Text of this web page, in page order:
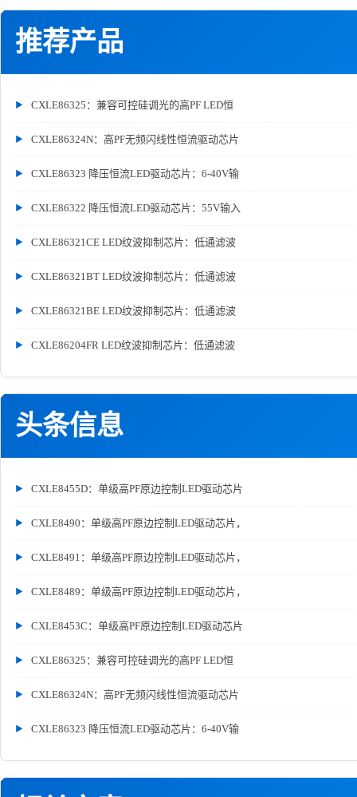
推荐产品
CXLE86325：兼容可控硅调光的高PF LED恒
CXLE86324N：高PF无频闪线性恒流驱动芯片
CXLE86323 降压恒流LED驱动芯片：6-40V输
CXLE86322 降压恒流LED驱动芯片：55V输入
CXLE86321CE LED纹波抑制芯片：低通滤波
CXLE86321BT LED纹波抑制芯片：低通滤波
CXLE86321BE LED纹波抑制芯片：低通滤波
CXLE86204FR LED纹波抑制芯片：低通滤波
头条信息
CXLE8455D：单级高PF原边控制LED驱动芯片
CXLE8490：单级高PF原边控制LED驱动芯片，
CXLE8491：单级高PF原边控制LED驱动芯片，
CXLE8489：单级高PF原边控制LED驱动芯片，
CXLE8453C：单级高PF原边控制LED驱动芯片
CXLE86325：兼容可控硅调光的高PF LED恒
CXLE86324N：高PF无频闪线性恒流驱动芯片
CXLE86323 降压恒流LED驱动芯片：6-40V输